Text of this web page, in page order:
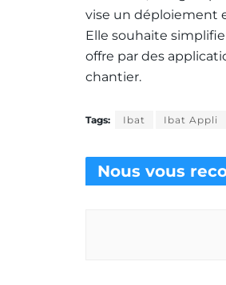
vise un déploiement
Elle souhaite
offre par des
chantier.
Tags: Ibat Ibat Appli
Nous vous